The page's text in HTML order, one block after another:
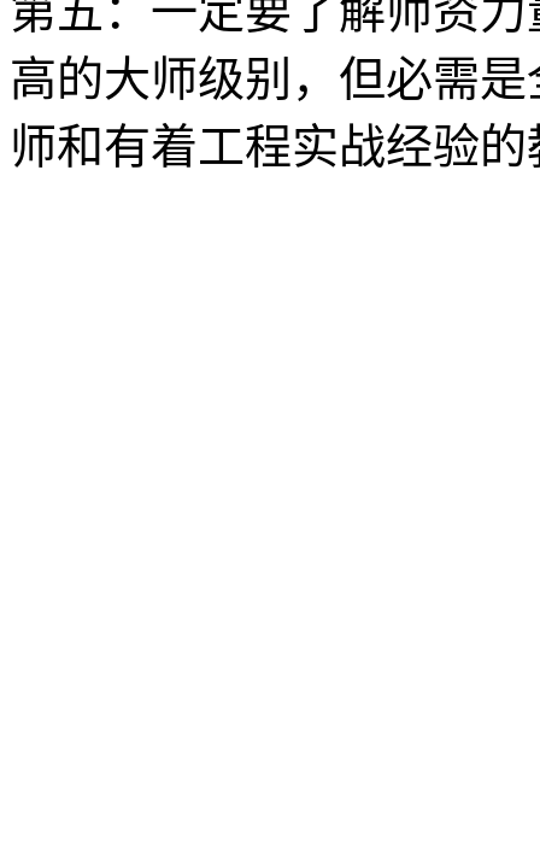
第五：一定要了解师资
高的大师级别，但必需
师和有着工程实战经验